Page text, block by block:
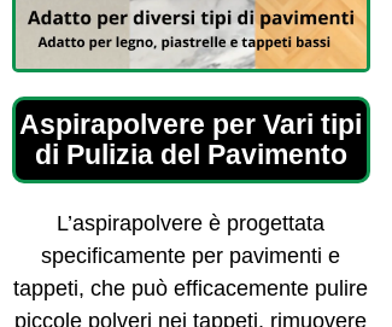
Aspirapolvere per Vari tipi
di Pulizia del Pavimento
L’aspirapolvere è progettata
specificamente per pavimenti e
tappeti, che può efficacemente pulire
piccole polveri nei tappeti, rimuovere